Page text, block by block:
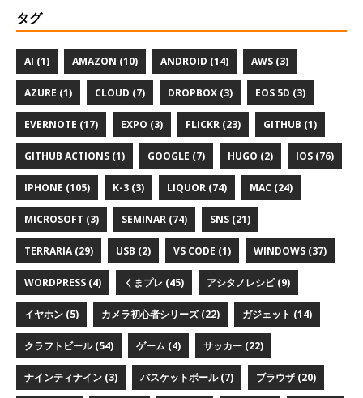
タグ
AI (1) AMAZON (10) ANDROID (14) AWS (3)
AZURE (1) CLOUD (7) DROPBOX (3) EOS 5D (3)
EVERNOTE (17) EXPO (3) FLICKR (23) GITHUB (1)
GITHUB ACTIONS (1) GOOGLE (7) HUGO (2) IOS (76)
IPHONE (105) K-3 (3) LIQUOR (74) MAC (24)
MICROSOFT (3) SEMINAR (74) SNS (21)
TERRARIA (29) USB (2) VS CODE (1) WINDOWS (37)
WORDPRESS (4) くまプレ (45) アシタノレシピ (9)
イヤホン (5) カメラ初心者シリーズ (22) ガジェット (14)
クラフトビール (54) ゲーム (4) サッカー (22)
ナインティナイン (3) バスケットボール (7) ブラウザ (20)